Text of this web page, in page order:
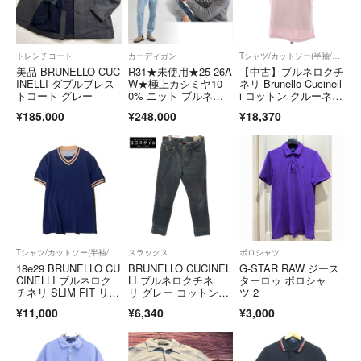
トレンチコート
美品 BRUNELLO CUC
INELLI ダブルブレス
トコート グレー
¥185,000
カーディガン
R31★未使用★25-26A
W★極上カシミヤ10
0% ニット ブルネロ
¥248,000
Tシャツ/カットソー(半袖/袖なし)
【中古】ブルネロクチ
ネリ Brunello Cucinell
i コットン クルーネッ
トパープル【サイズ
M】【メンズ】
¥18,370
Tシャツ/カットソー(半袖/袖なし)
18e29 BRUNELLO CU
CINELLI ブルネロク
チネリ SLIM FIT リブ
ツ カットソー サイズ
ュ コットン100％ メ
ンズ 紳士服o07t
¥11,000
スラックス
BRUNELLO CUCINEL
LI ブルネロクチネ
リ グレー コットン×
イ テーパードコーデ
ュロイパンツ 44
¥6,340
ポロシャツ
G-STAR RAW ジース
ターロゥ ポロシャ
ツ 2
¥3,000